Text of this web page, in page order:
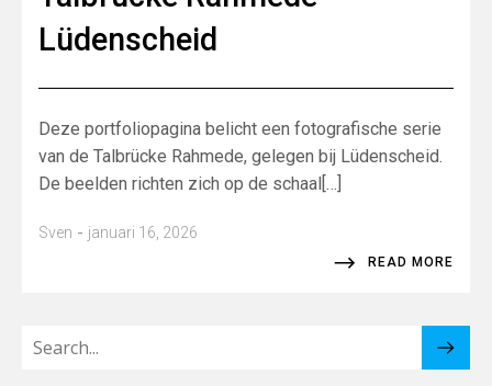
Lüdenscheid
Deze portfoliopagina belicht een fotografische serie
van de Talbrücke Rahmede, gelegen bij Lüdenscheid.
De beelden richten zich op de schaal[…]
Sven - januari 16, 2026
READ MORE